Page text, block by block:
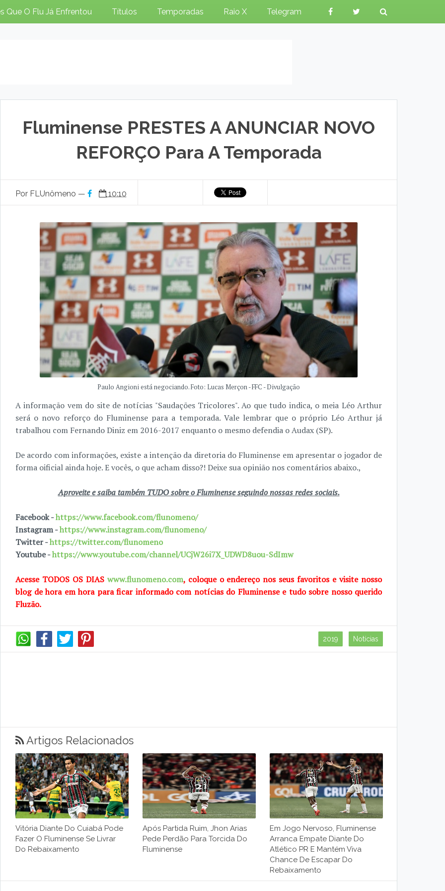
Que O Flu Já Enfrentou Títulos Temporadas Raio X Telegram
Fluminense PRESTES A ANUNCIAR NOVO
REFORÇO Para A Temporada
Por FLUnômeno — 10:10
Paulo Angioni está negociando. Foto: Lucas Merçon - FFC - Divulgação
A informação vem do site de notícias "Saudações Tricolores". Ao que tudo indica, o meia Léo Arthur
será o novo reforço do Fluminense para a temporada. Vale lembrar que o próprio Léo Arthur já
trabalhou com Fernando Diniz em 2016-2017 enquanto o mesmo defendia o Audax (SP).
De acordo com informações, existe a intenção da diretoria do Fluminense em apresentar o jogador de
forma oificial ainda hoje. E vocês, o que acham disso?! Deixe sua opinião nos comentários abaixo.,
Aproveite e saiba também TUDO sobre o Fluminense seguindo nossas redes sociais.
Facebook -https://www.facebook.com/flunomeno/
Instagram -https://www.instagram.com/flunomeno/
Twitter -https://twitter.com/flunomeno
Youtube -https://www.youtube.com/channel/UCjW26i7X_UDWD8uou-SdImw
Acesse TODOS OS DIAS www.flunomeno.com, coloque o endereço nos seus favoritos e visite nosso
blog de hora em hora para ficar informado com notícias do Fluminense e tudo sobre nosso querido
Fluzão.
2019 Notícias
Artigos Relacionados
Vitória Diante Do Cuiabá Pode
Fazer O Fluminense Se Livrar
Do Rebaixamento
Após Partida Ruim, Jhon Arias
Pede Perdão Para Torcida Do
Fluminense
Em Jogo Nervoso, Fluminense
Arranca Empate Diante Do
Atlético PR E Mantém Viva
Chance De Escapar Do
Rebaixamento